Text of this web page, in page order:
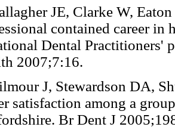
JE, Clarke W,
contained career in
Dental Practitioners'
2007;7:16.
J, Stewardson DA,
satisfaction among a
Br Dent J